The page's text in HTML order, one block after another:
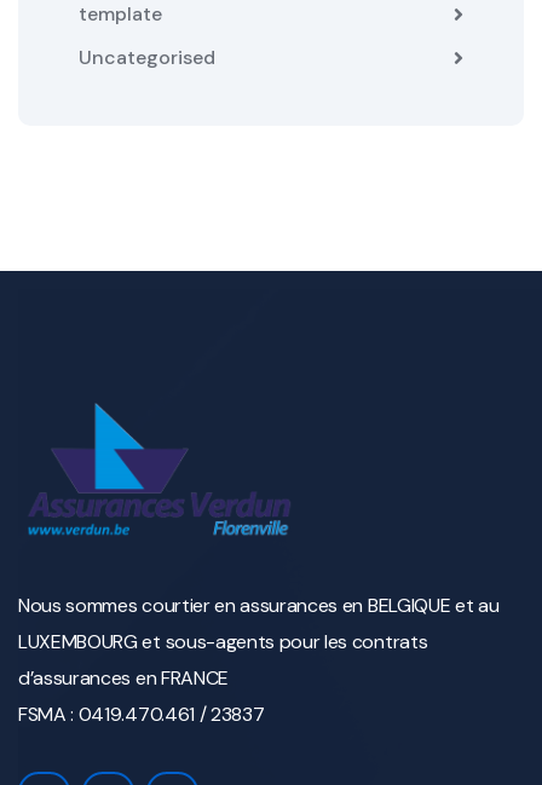
template
Uncategorised
Nous sommes courtier en assurances en BELGIQUE et au
LUXEMBOURG et sous-agents pour les contrats
d’assurances en FRANCE
FSMA : 0419.470.461 / 23837